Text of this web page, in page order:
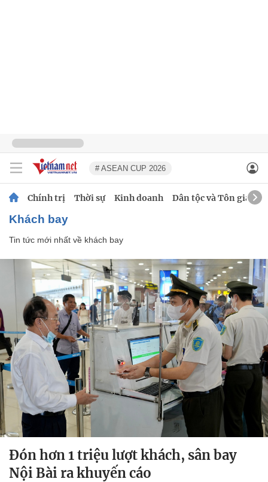
# ASEAN CUP 2026
Chính trị Thời sự Kinh doanh Dân tộc và Tôn giáo
khách bay
Tin tức mới nhất về khách bay
Đón hơn 1 triệu lượt khách, sân bay
Nội Bài ra khuyến cáo